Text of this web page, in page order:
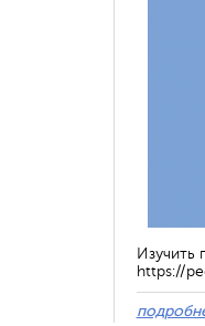
Изучить
https://